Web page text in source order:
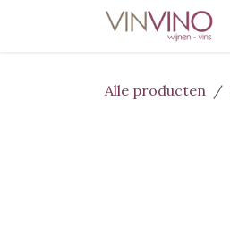
Overslaan naar inhoud
Alle producten